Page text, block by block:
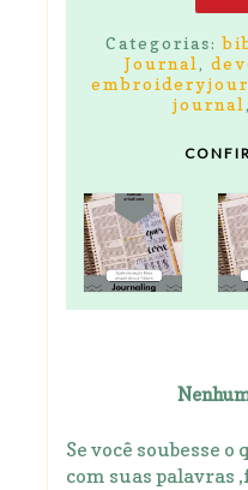
Categorias:
Journal ,
journal ,
Se você soubesse
com suas palavras